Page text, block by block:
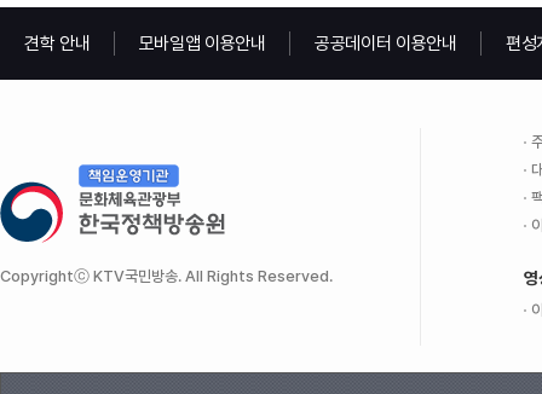
견학 안내 모바일앱 이용안내 공공데이터 이용안내 편성
Copyrightⓒ KTV국민방송. All Rights Reserved. 영